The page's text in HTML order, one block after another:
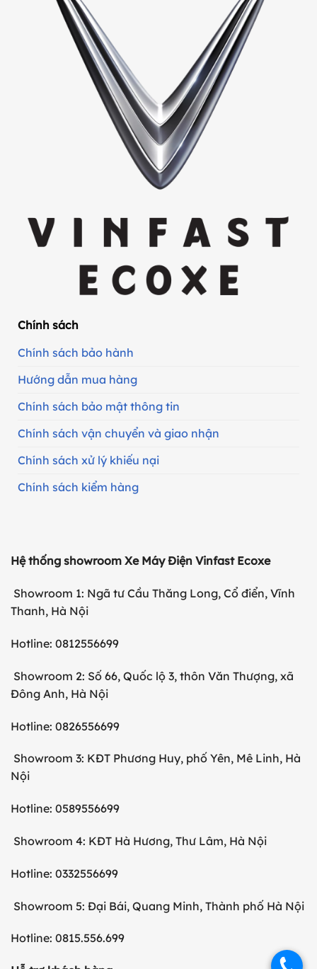
.
Chính sách
Chính sách bảo hành
Hướng dẫn mua hàng
Chính sách bảo mật thông tin
Chính sách vận chuyển và giao nhận
Chính sách xử lý khiếu nại
Chính sách kiểm hàng
Hệ thống showroom Xe Máy Điện Vinfast Ecoxe
Showroom 1: Ngã tư Cầu Thăng Long, Cổ điển, Vĩnh
Thanh, Hà Nội
Hotline: 0812556699
Showroom 2: Số 66, Quốc lộ 3, thôn Văn Thượng, xã
Đông Anh, Hà Nội
Hotline: 0826556699
Showroom 3: KĐT Phương Huy, phố Yên, Mê Linh, Hà
Nội
Hotline: 0589556699
Showroom 4: KĐT Hà Hương, Thư Lâm, Hà Nội
Hotline: 0332556699
Showroom 5: Đại Bái, Quang Minh, Thành phố Hà Nội
Hotline: 0815.556.699